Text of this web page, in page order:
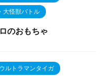
大怪獣バトル
のおもちゃ
ウルトラマンタイガ